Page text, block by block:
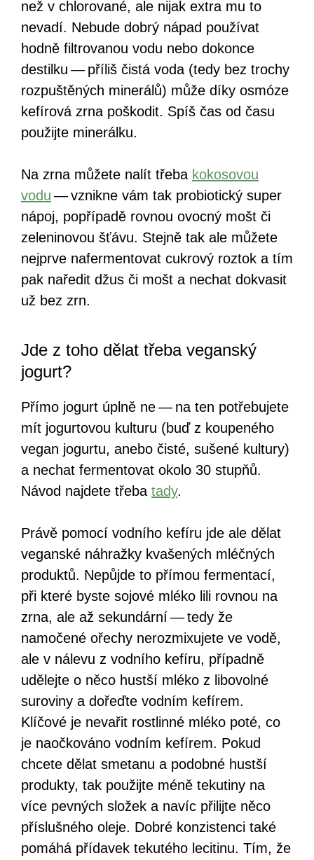
než v chlorované, ale nijak extra mu to
nevadí. Nebude dobrý nápad používat
hodně filtrovanou vodu nebo dokonce
destilku — příliš čistá voda (tedy bez trochy
rozpuštěných minerálů) může díky osmóze
kefírová zrna poškodit. Spíš čas od času
použijte minerálku.
Na zrna můžete nalít třeba kokosovou
vodu — vznikne vám tak probiotický super
nápoj, popřípadě rovnou ovocný mošt či
zeleninovou šťávu. Stejně tak ale můžete
nejprve nafermentovat cukrový roztok a tím
pak naředit džus či mošt a nechat dokvasit
už bez zrn.
Jde z toho dělat třeba veganský
jogurt?
Přímo jogurt úplně ne — na ten potřebujete
mít jogurtovou kulturu (buď z koupeného
vegan jogurtu, anebo čisté, sušené kultury)
a nechat fermentovat okolo 30 stupňů.
Návod najdete třeba tady.
Právě pomocí vodního kefíru jde ale dělat
veganské náhražky kvašených mléčných
produktů. Nepůjde to přímou fermentací,
při které byste sojové mléko lili rovnou na
zrna, ale až sekundární — tedy že
namočené ořechy nerozmixujete ve vodě,
ale v nálevu z vodního kefíru, případně
udělejte o něco hustší mléko z libovolné
suroviny a dořeďte vodním kefírem.
Klíčové je nevařit rostlinné mléko poté, co
je naočkováno vodním kefírem. Pokud
chcete dělat smetanu a podobné hustší
produkty, tak použijte méně tekutiny na
více pevných složek a navíc přilijte něco
příslušného oleje. Dobré konzistenci také
pomáhá přídavek tekutého lecitinu. Tím, že